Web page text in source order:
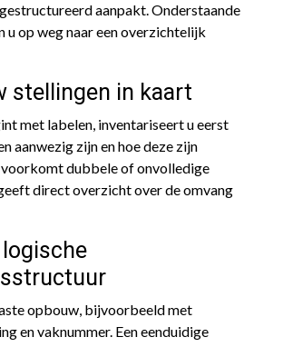
aanpakt. Onderstaande
u op weg naar een overzichtelijk
stellingen in kaart
met labelen, inventariseert u eerst
aanwezig zijn en hoe deze zijn
dubbele of onvolledige
direct overzicht over de omvang
logische
opbouw, bijvoorbeeld met
en vaknummer. Een eenduidige